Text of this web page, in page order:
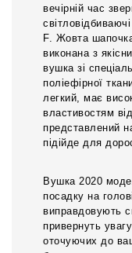
вечірній час
F. Жовта
виконана з
вушка зі
поліефірної
легкий, має
властивостям
представлений
підійде для
Вушка 2020
посадку на
виправдовують
привернуть
оточуючих до